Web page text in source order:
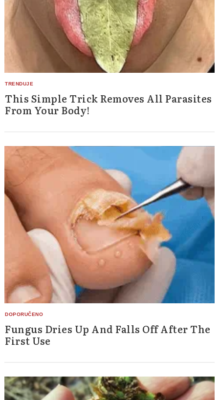
This Simple Trick Removes All Parasites
From Your Body!
Fungus Dries Up And Falls Off After The
First Use